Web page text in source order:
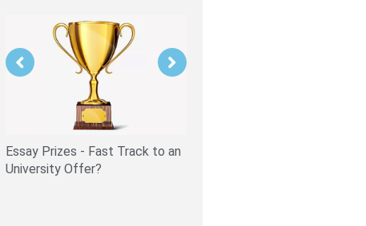
Essay Prizes - Fast Track to an
University Offer?